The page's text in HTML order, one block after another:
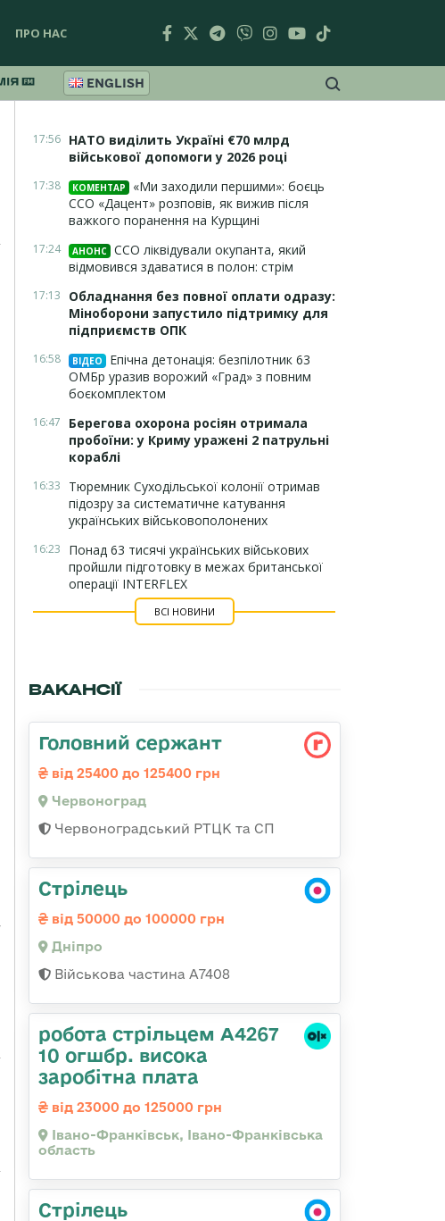
ПРО НАС
ENGLISH
17:56 НАТО виділить Україні €70 млрд
військової допомоги у 2026 році
17:38 КОМЕНТАР
«Ми заходили першими»: боєць
ССО «Дацент» розповів, як вижив після
важкого поранення на Курщині
17:24 АНОНС ССО ліквідували окупанта, який
відмовився здаватися в полон: стрім
17:13
Обладнання без повної оплати одразу:
Міноборони запустило підтримку для
підприємств ОПК
16:58 ВІДЕО
Епічна детонація: безпілотник 63
ОМБр уразив ворожий «Град» з повним
боєкомплектом
16:47
Берегова охорона росіян отримала
пробоїни: у Криму уражені 2 патрульні
кораблі
16:33
Тюремник Суходільської колонії отримав
підозру за систематичне катування
українських військовополонених
16:23
Понад 63 тисячі українських військових
пройшли підготовку в межах британської
операції INTERFLEX
ВСІ НОВИНИ
ВАКАНСІЇ
Головний сержант
від 25400 до 125400 грн
Червоноград
Червоноградський РТЦК та СП
Стрілець
від 50000 до 100000 грн
Дніпро
Військова частина А7408
робота стрільцем А4267
10 огшбр. висока
заробітна плата
від 23000 до 125000 грн
Івано-Франківськ, Івано-Франківська
область
Стрілець